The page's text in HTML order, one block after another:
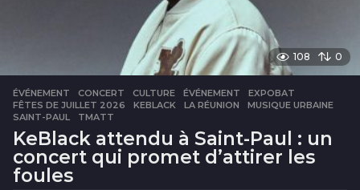
108 0
ÉVÉNEMENT CONCERT ,CULTURE ,ÉVÉNEMENT ,EXPOBAT
FÊTES DE JUILLET 2026
,KEBLACK ,LA RÉUNION ,MUSIQUE URBAINE
SAINT-PAUL
,TMATT
KeBlack attendu à Saint-Paul : un
concert qui promet d’attirer les
foules